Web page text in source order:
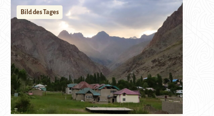
Bild des Tages